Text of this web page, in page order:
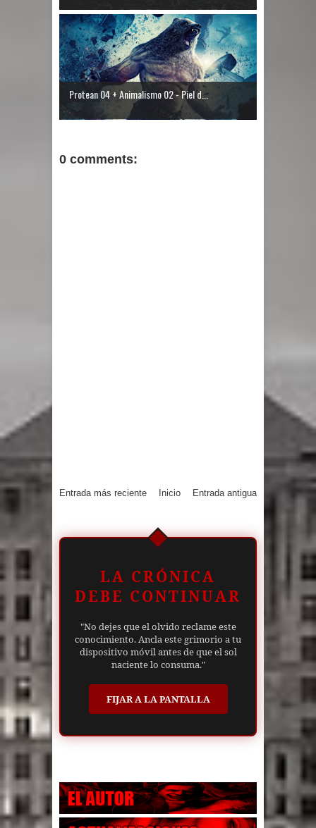
Protean 04 + Animalismo 02 - Piel d...
0 comments:
Entrada más reciente Entrada antigua
Inicio
LA CRÓNICA
DEBE CONTINUAR
"No dejes que el olvido reclame este
conocimiento. Ancla este grimorio a tu
dispositivo móvil antes de que el sol
naciente lo consuma."
FIJAR A LA PANTALLA